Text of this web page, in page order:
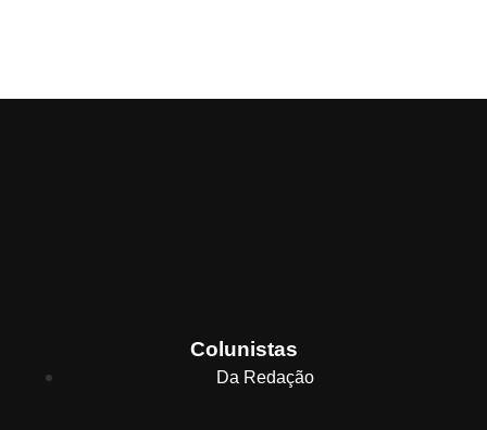
Colunistas
Da Redação